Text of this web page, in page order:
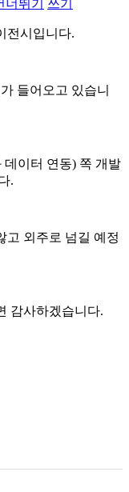
너뛰기 쓰기
전시입니다.
들어오고 있습니
데이터 연동) 쪽 개발
.
고 외주로 넘길 예정
감사하겠습니다.